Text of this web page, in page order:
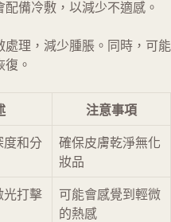
備冷敷，以減少不適感。
理，減少腫脹。同時，可能
。
注意事項
度和分
確保皮膚乾淨無化
妝品
光打擊
可能會感覺到輕微
的熱感